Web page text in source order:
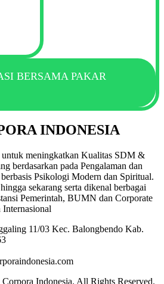
BERSAMA PAKAR
INDONESIA
untuk meningkatkan Kualitas SDM &
berdasarkan pada Pengalaman dan
Psikologi Modern dan Spiritual.
sekarang serta dikenal berbagai
Pemerintah, BUMN dan Corporate
Internasional
11/03 Kec. Balongbendo Kab.
Indonesia. All Rights Reserved.